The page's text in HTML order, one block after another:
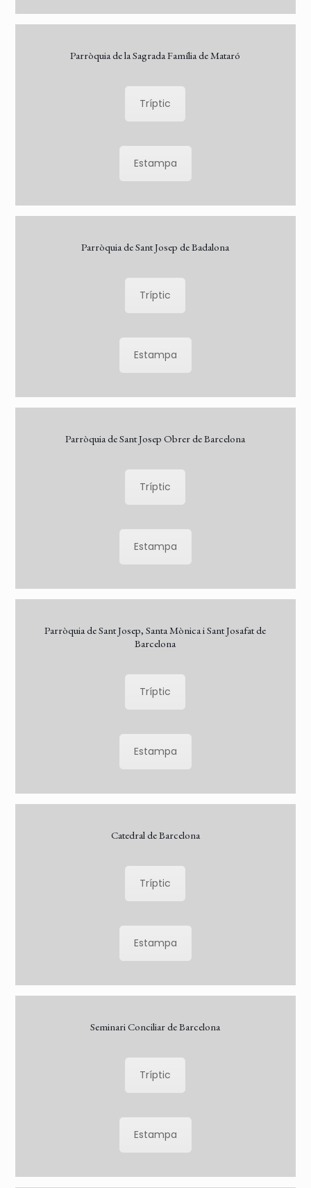
Parròquia de la Sagrada Família de Mataró
Tríptic
Estampa
Parròquia de Sant Josep de Badalona
Tríptic
Estampa
Parròquia de Sant Josep Obrer de Barcelona
Tríptic
Estampa
Parròquia de Sant Josep, Santa Mònica i Sant Josafat de
Barcelona
Tríptic
Estampa
Catedral de Barcelona
Tríptic
Estampa
Seminari Conciliar de Barcelona
Tríptic
Estampa